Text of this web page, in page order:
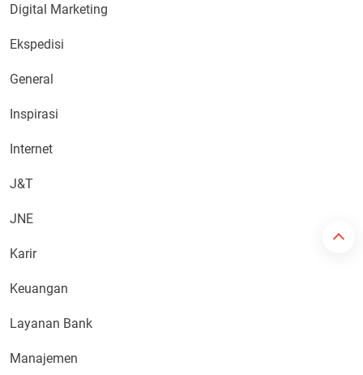
Digital Marketing
Ekspedisi
General
Inspirasi
Internet
J&T
JNE
Karir
Keuangan
Layanan Bank
Manajemen